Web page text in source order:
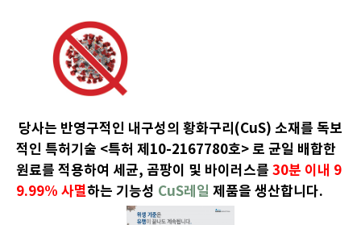
당사는 반영구적인 내구성의 황화구리(CuS) 소재를 독보
적인 특허기술 <특허 제10-2167780호> 로 균일 배합한
원료를 적용하여 세균, 곰팡이 및 바이러스를 30분 이내 9
9.99% 사멸하는 기능성 CuS레일 제품을 생산합니다.